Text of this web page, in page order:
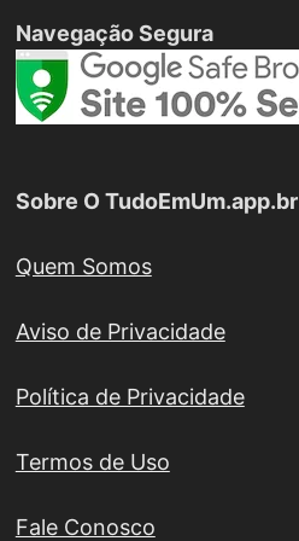
Navegação Segura
Sobre O TudoEmUm.app.br
Quem Somos
Aviso de Privacidade
Política de Privacidade
Termos de Uso
Fale Conosco